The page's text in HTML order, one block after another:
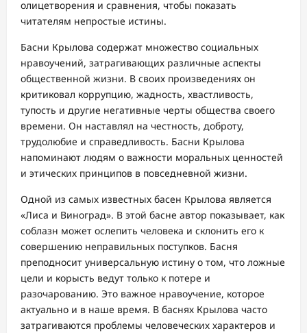
олицетворения и сравнения, чтобы показать
читателям непростые истины.
Басни Крылова содержат множество социальных
нравоучений, затрагивающих различные аспекты
общественной жизни. В своих произведениях он
критиковал коррупцию, жадность, хвастливость,
тупость и другие негативные черты общества своего
времени. Он наставлял на честность, доброту,
трудолюбие и справедливость. Басни Крылова
напоминают людям о важности моральных ценностей
и этических принципов в повседневной жизни.
Одной из самых известных басен Крылова является
«Лиса и Виноград». В этой басне автор показывает, как
соблазн может ослепить человека и склонить его к
совершению неправильных поступков. Басня
преподносит универсальную истину о том, что ложные
цели и корысть ведут только к потере и
разочарованию. Это важное нравоучение, которое
актуально и в наше время. В баснях Крылова часто
затрагиваются проблемы человеческих характеров и